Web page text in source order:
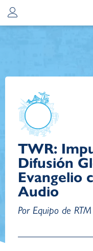
TWR:
Difusión
Evangelio
Audio
Por Equipo de RTM